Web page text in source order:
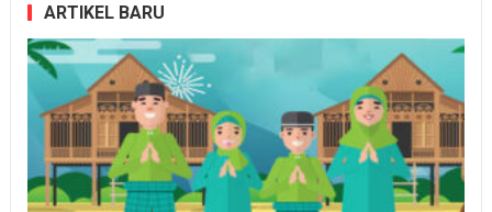
ARTIKEL BARU